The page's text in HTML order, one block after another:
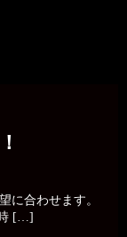
合わせます。
[…]